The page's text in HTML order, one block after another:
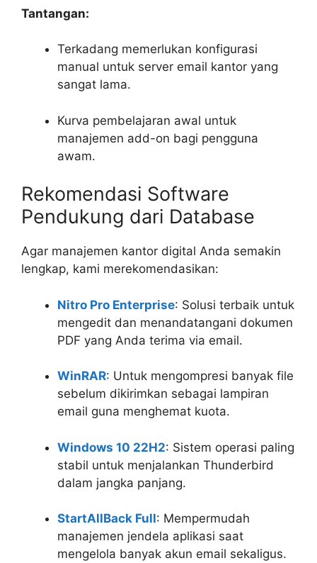
Tantangan:
Terkadang memerlukan konfigurasi
manual untuk server email kantor yang
sangat lama.
Kurva pembelajaran awal untuk
manajemen add-on bagi pengguna
awam.
Rekomendasi Software
Pendukung dari Database
Agar manajemen kantor digital Anda semakin
lengkap, kami merekomendasikan:
Nitro Pro Enterprise: Solusi terbaik untuk
mengedit dan menandatangani dokumen
PDF yang Anda terima via email.
WinRAR: Untuk mengompresi banyak file
sebelum dikirimkan sebagai lampiran
email guna menghemat kuota.
Windows 10 22H2: Sistem operasi paling
stabil untuk menjalankan Thunderbird
dalam jangka panjang.
StartAllBack Full: Mempermudah
manajemen jendela aplikasi saat
mengelola banyak akun email sekaligus.